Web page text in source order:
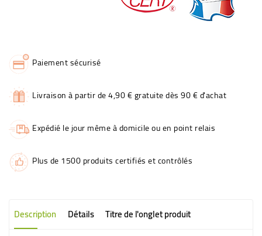
Paiement sécurisé
Livraison à partir de 4,90 € gratuite dès 90 € d'achat
Expédié le jour même à domicile ou en point relais
Plus de 1500 produits certifiés et contrôlés
Description Détails Titre de l'onglet produit